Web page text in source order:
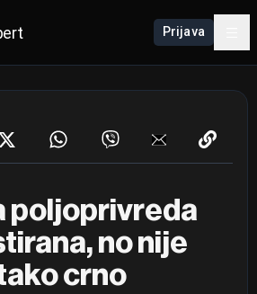
Prijava
poljoprivreda
no nije
crno